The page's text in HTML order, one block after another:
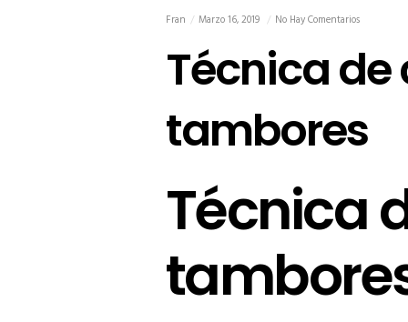
Fran Marzo 16, 2019 No Hay Comentarios
Técnica de
tambores
Técnica